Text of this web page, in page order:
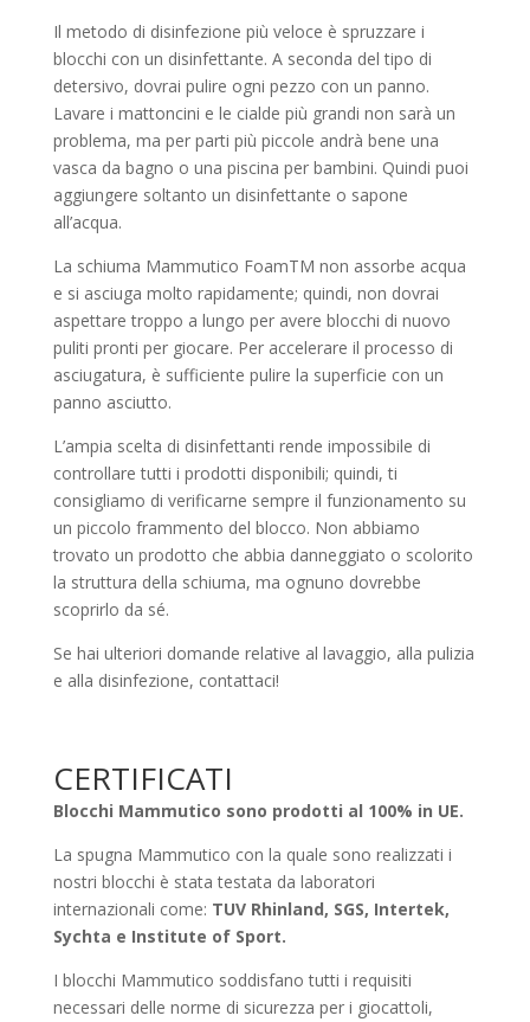
Il metodo di disinfezione più veloce è spruzzare i
blocchi con un disinfettante. A seconda del tipo di
detersivo, dovrai pulire ogni pezzo con un panno.
Lavare i mattoncini e le cialde più grandi non sarà un
problema, ma per parti più piccole andrà bene una
vasca da bagno o una piscina per bambini. Quindi puoi
aggiungere soltanto un disinfettante o sapone
all’acqua.
La schiuma Mammutico FoamTM non assorbe acqua
e si asciuga molto rapidamente; quindi, non dovrai
aspettare troppo a lungo per avere blocchi di nuovo
puliti pronti per giocare. Per accelerare il processo di
asciugatura, è sufficiente pulire la superficie con un
panno asciutto.
L’ampia scelta di disinfettanti rende impossibile di
controllare tutti i prodotti disponibili; quindi, ti
consigliamo di verificarne sempre il funzionamento su
un piccolo frammento del blocco. Non abbiamo
trovato un prodotto che abbia danneggiato o scolorito
la struttura della schiuma, ma ognuno dovrebbe
scoprirlo da sé.
Se hai ulteriori domande relative al lavaggio, alla pulizia
e alla disinfezione, contattaci!
CERTIFICATI
Blocchi Mammutico sono prodotti al 100% in UE.
La spugna Mammutico con la quale sono realizzati i
nostri blocchi è stata testata da laboratori
internazionali come: TUV Rhinland, SGS, Intertek,
Sychta e Institute of Sport.
I blocchi Mammutico soddisfano tutti i requisiti
necessari delle norme di sicurezza per i giocattoli,